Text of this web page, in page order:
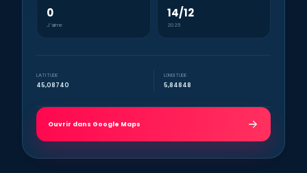
0
J’aime
14/12
2025
LATITUDE
45,08740
LONGITUDE
5,84848
Ouvrir dans Google Maps